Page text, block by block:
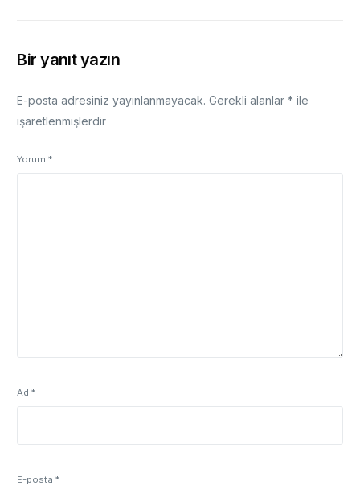
Bir yanıt yazın
E-posta adresiniz yayınlanmayacak. Gerekli alanlar* ile
işaretlenmişlerdir
Yorum*
Ad*
E-posta*